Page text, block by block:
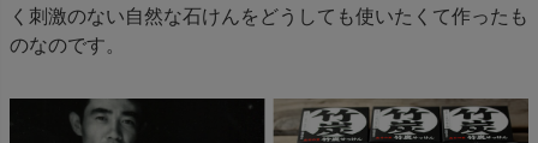
く刺激のない自然な石けんをどうしても使いたくて作ったも
のなのです。